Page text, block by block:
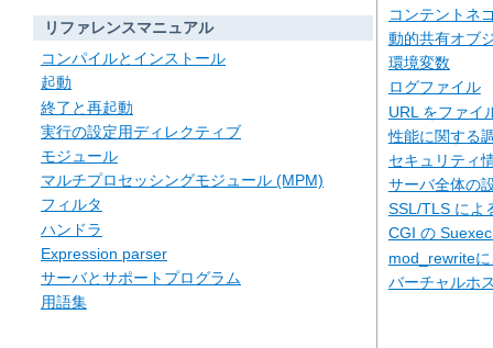
リファレンスマニュアル
コンパイルとインストール
起動
終了と再起動
実行の設定用ディレクティブ
モジュール
マルチプロセッシングモジュール (MPM)
フィルタ
ハンドラ
Expression parser
サーバとサポートプログラム
用語集
コンテントネ
動的共有オブ
環境変数
ログファイル
URL をファイ
性能に関する
セキュリティ
サーバ全体の
SSL/TLS によ
CGI の
mod_rewrite
バーチャルホ